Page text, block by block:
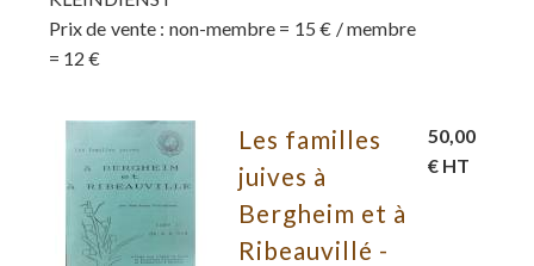
Prix de vente : non-membre = 15 € / membre
= 12 €
Les familles
juives à
Bergheim et à
Ribeauvillé -
50,00
€ HT